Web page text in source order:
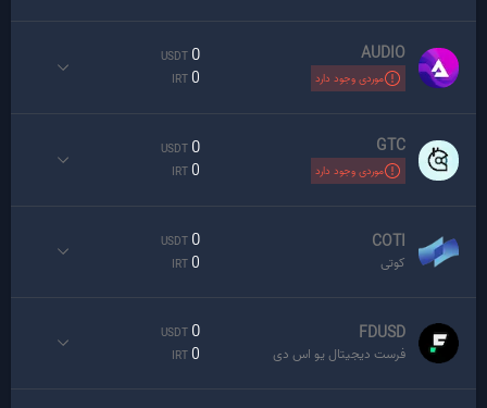
AUDIO
موردی وجود دارد
0
USDT
0
IRT
GTC
موردی وجود دارد
0
USDT
0
IRT
COTI
کوتی
0
USDT
0
IRT
FDUSD
فرست دیجیتال یو اس دی
0
USDT
0
IRT